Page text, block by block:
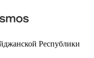
Республики